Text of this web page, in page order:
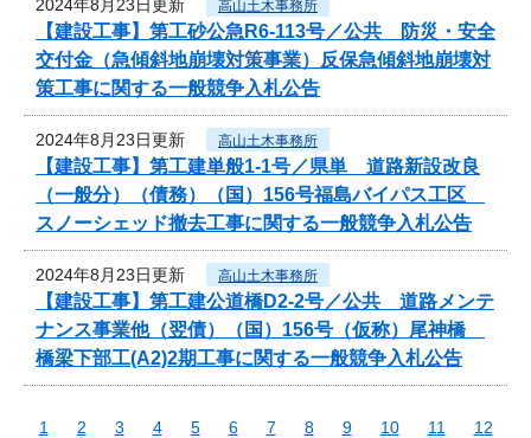
2024年8月23日更新 高山土木事務所
【建設工事】第工砂公急R6-113号／公共 防災・安全
交付金（急傾斜地崩壊対策事業）反保急傾斜地崩壊対
策工事に関する一般競争入札公告
2024年8月23日更新 高山土木事務所
【建設工事】第工建単般1-1号／県単 道路新設改良
（一般分）（債務）（国）156号福島バイパス工区
スノーシェッド撤去工事に関する一般競争入札公告
2024年8月23日更新 高山土木事務所
【建設工事】第工建公道橋D2-2号／公共 道路メンテ
ナンス事業他（翌債）（国）156号（仮称）尾神橋
橋梁下部工(A2)2期工事に関する一般競争入札公告
1 2 3 4 5 6 7 8 9 10 11
12